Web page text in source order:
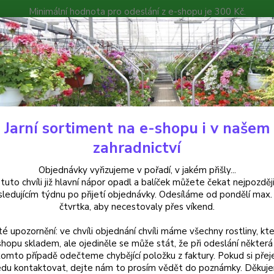
Minimální hodnota pro odeslání z e-shopu je 300 Kč.
můžete čekat nejpozději v následujícím týdnu po přijetí
Poradna Kontakty
Hledat
Trvalky Plaménka (Phlox Sabulata) růžovo bílý - cena na prodejně
(Phlox Sabulata) růžovo
tvořící
lístky.
ráda
Jarní sortiment na e-shopu i v našem
zahradnictví
Objednávky vyřizujeme v pořadí, v jakém přišly...
chvíli již hlavní nápor opadl a balíček můžete čekat
týdnu po přijetí objednávky. Odesíláme od pondělí
čtvrtka, aby necestovaly přes víkend.
upozornění: ve chvíli objednání chvíli máme všechny rostliny,
skladem, ale ojediněle se může stát, že při odeslání některá
případě odečteme chybějící položku z faktury. Pokud si
kontaktovat, dejte nám to prosím vědět do poznámky.